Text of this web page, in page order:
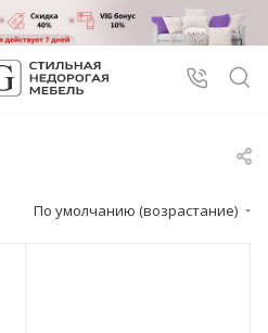
По умолчанию (возрастание)